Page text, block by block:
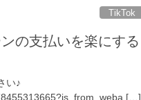
TikTok
の支払いを楽にする
い♪
[…]